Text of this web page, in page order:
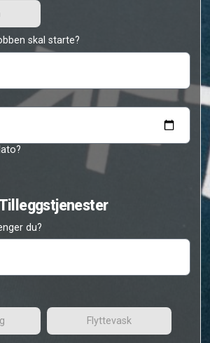
150-200 kvm
jobben skal starte?
Tilleggstjenester
du?